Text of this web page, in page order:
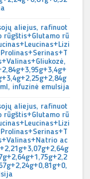
aliejus, rafinuot
rūgštis+Glutamo rū
infuzinė emulsija
aliejus, rafinuot
rūgštis+Glutamo rū
ac